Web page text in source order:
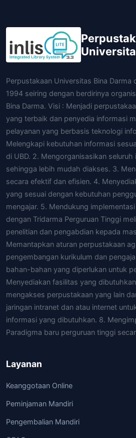
Perpustakaan Universitas Bina Darma
1994 seiring dengan berdirinya
Bina Darma. Visi : Menjadi
yang terbaik dan penyedia informasi
pelayanan yang berbasis teknologi
Melengkapi kebutuhan informasi
di UBD. 2. Mengorganisasikan
sehingga lebih mudah diakses. 3.
secara efektif dan efisien. 4.
yang sesuai dengan kebutuhan
mengajar. 5. Mendukung
dengan Tridarma Perguruan Tinggi
penelitian dan pengabdian kepada
Memantapkan aturan perpustakaan
pengembangan kurikulum dan
bahan-bahan yang diperlukan untuk
Menyediakan fasilitas yang
mengakses perpustakaan yang lain
jaringan intranet dan atau internet
informasi yang dibutuhkan. 8.
Paradigma baru perguruan tinggi
Layanan
Keanggotaan Online
Peminjaman Mandiri
Pengembalian Mandiri